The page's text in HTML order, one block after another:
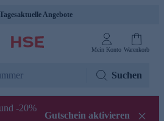
Tagesaktuelle Angebote
Mein Konto Warenkorb
Suchen
-20%
Gutschein aktivieren